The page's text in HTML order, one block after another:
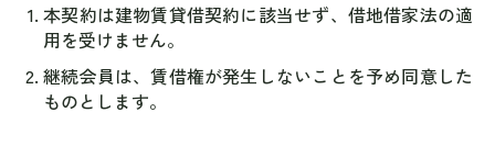
本契約は建物賃貸借契約に該当せず、借地借家法の適
用を受けません。
継続会員は、賃借権が発生しないことを予め同意した
ものとします。